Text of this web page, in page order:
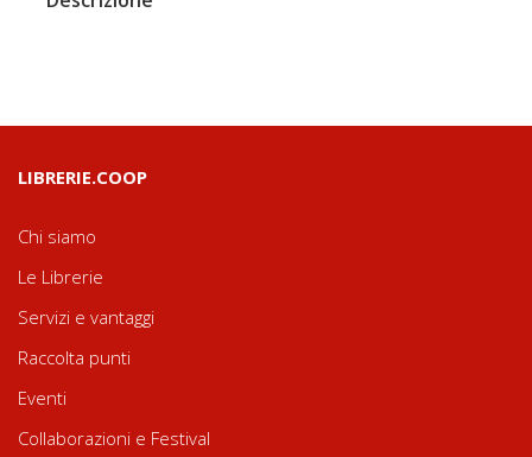
LIBRERIE.COOP
Chi siamo
Le Librerie
Servizi e vantaggi
Raccolta punti
Eventi
Collaborazioni e Festival